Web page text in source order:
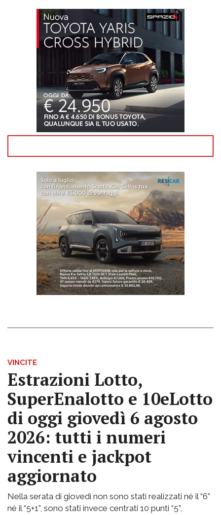
VINCITE
Estrazioni Lotto,
SuperEnalotto e 10eLotto
di oggi giovedì 6 agosto
2026: tutti i numeri
vincenti e jackpot
aggiornato
Nella serata di giovedì non sono stati realizzati né il “6”
né il “5+1”, sono stati invece centrati 10 punti “5”,